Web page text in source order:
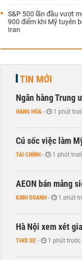
S&P 500 lần đầu vượt
900 điểm khi Mỹ tuyên
Iran
TIN MỚI
Ngân hàng Trung
HÀNG HÓA - 1 phút
Cú sốc việc làm
TÀI CHÍNH - 1 phút
AEON bán mảng
KINH DOANH - 1 phút
Hà Nội xem xét
THỜI SỰ - 1 phút trước